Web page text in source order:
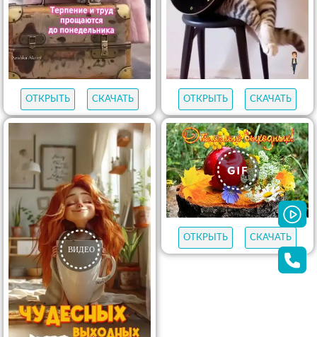
ОТКРЫТЬ СКАЧАТЬ ОТКРЫТЬ СКАЧАТЬ
ОТКРЫТЬ СКАЧАТЬ